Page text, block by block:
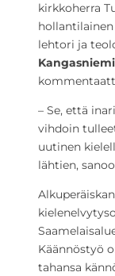
kirkkoherra
hollantilainen
lehtori ja
Kangasniemi
– Se, että
vihdoin
uutinen
lähtien,
Käännöstyö
tahansa